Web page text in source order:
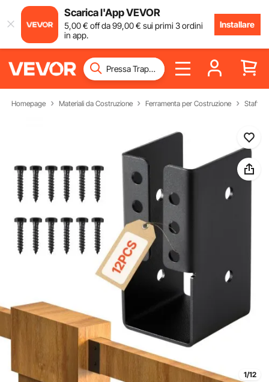
Scarica l'App VEVOR
5,00€ off da99,00€ sui primi 3 ordini
in app.
Installare
Homepage Materiali da Costruzione Ferramenta per Costruzione Staffe
1/12